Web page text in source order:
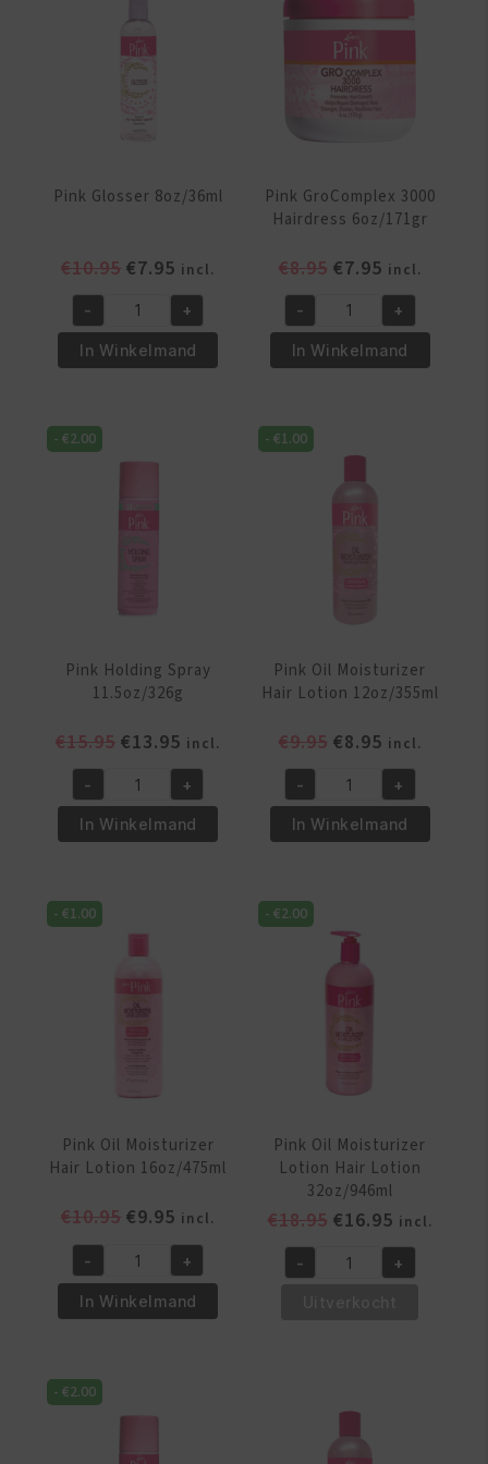
Pink Glosser 8oz/36ml
€10.95 Oorspronkelijke
was:
€10.95.
€7.95 Huidige
prijs
is:
€7.95.
incl.
Pink
Glosser
8oz/36ml
- +
In Winkelmand
Pink GroComplex 3000
Hairdress 6oz/171gr
€8.95 Oorspronkelijke
was:
€8.95.
€7.95Huidige
prijs
is:
€7.95.
incl.
Pink
GroComplex
3000
6oz/171gr
aantal
- +
In Winkelmand
-€2.00
Pink Holding Spray
11.5oz/326g
€15.95 Oorspronkelijke
was:
€15.95.
€13.95 Huidige
prijs
is:
€13.95.
incl.
Pink
Holding
Spray
aantal
- +
In Winkelmand
-€1.00
Pink Oil Moisturizer
Hair Lotion 12oz/355ml
€9.95 Oorspronkelijke
was:
€9.95.
€8.95Huidige
prijs
is:
€8.95.
incl.
Pink
Oil
Moisturizer
Lotion
12oz/355ml
- +
In Winkelmand
-€1.00
Pink Oil Moisturizer
Hair Lotion 16oz/475ml
€10.95 Oorspronkelijke
was:
€10.95.
€9.95 Huidige
prijs
is:
€9.95.
incl.
Pink
Oil
Moisturizer
Lotion
16oz/475ml
- +
In Winkelmand
-€2.00
Pink Oil Moisturizer
Lotion Hair Lotion
32oz/946ml
€18.95 Oorspronkelijke
was:
€16.95Huidige
prijs
is:
incl.
Pink
aantal
- +
-€2.00